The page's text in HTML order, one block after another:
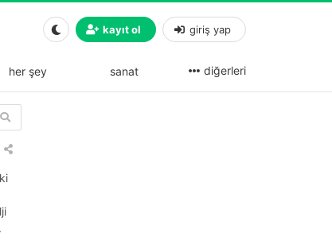
kayıt ol giriş yap
her şey sanat diğerleri